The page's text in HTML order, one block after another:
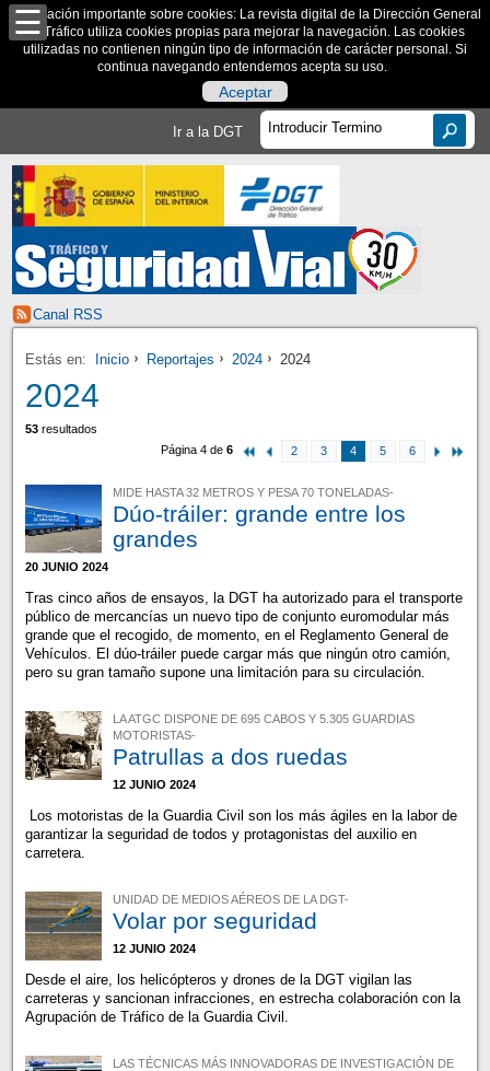
Información importante sobre cookies: La revista digital de la Dirección General
de Tráfico utiliza cookies propias para mejorar la navegación. Las cookies
utilizadas no contienen ningún tipo de información de carácter personal. Si
continua navegando entendemos acepta su uso.
Aceptar
Ir a la DGT
Canal RSS
Estás en: Inicio Reportajes 2024 2024
2024
53resultados
Página 4 de6 2 3 4 5 6
MIDE HASTA 32 METROS Y PESA 70 TONELADAS-
Dúo-tráiler: grande entre los
grandes
20 JUNIO 2024
Tras cinco años de ensayos, la DGT ha autorizado para el transporte
público de mercancías un nuevo tipo de conjunto euromodular más
grande que el recogido, de momento, en el Reglamento General de
Vehículos. El dúo-tráiler puede cargar más que ningún otro camión,
pero su gran tamaño supone una limitación para su circulación.
LA ATGC DISPONE DE 695 CABOS Y 5.305 GUARDIAS
MOTORISTAS-
Patrullas a dos ruedas
12 JUNIO 2024
Los motoristas de la Guardia Civil son los más ágiles en la labor de
garantizar la seguridad de todos y protagonistas del auxilio en
carretera.
UNIDAD DE MEDIOS AÉREOS DE LA DGT-
Volar por seguridad
12 JUNIO 2024
Desde el aire, los helicópteros y drones de la DGT vigilan las
carreteras y sancionan infracciones, en estrecha colaboración con la
Agrupación de Tráfico de la Guardia Civil.
LAS TÉCNICAS MÁS INNOVADORAS DE INVESTIGACIÓN DE